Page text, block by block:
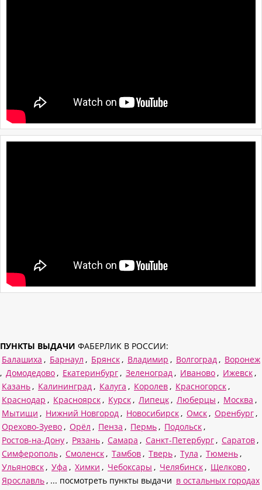
ПУНКТЫ ВЫДАЧИ ФАБЕРЛИК В РОССИИ:
Балашиха , Барнаул , Брянск , Владимир , Волгоград , Воронеж
, Домодедово , Екатеринбург , Зеленоград , Иваново , Ижевск ,
Казань , Калининград , Калуга , Королев , Красногорск ,
Краснодар , Красноярск , Курск , Липецк , Люберцы , Москва ,
Мытищи , Нижний Новгород , Новосибирск , Омск , Оренбург ,
Орехово-Зуево , Орёл , Пенза , Пермь , Подольск ,
Ростов-на-Дону , Рязань , Самара , Санкт-Петербург , Саратов ,
Симферополь , Смоленск , Тамбов , Тверь , Тула , Тюмень ,
Ульяновск , Уфа , Химки , Чебоксары , Челябинск , Щелково ,
Ярославль , ... посмотреть пункты выдачи в остальных городах